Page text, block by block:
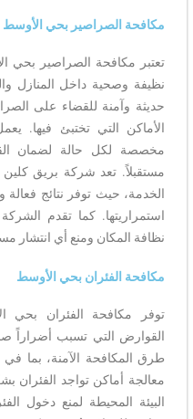
مكافحة الصراصير بحي الأوسط
تعتبر مكافحة الصراصير بحي
نظيفة وصحية داخل المنازل
حديثة وآمنة للقضاء على
الأماكن التي تختبئ فيها.
مخصصة لكل حالة لضمان
مستقبلاً. تعد شركة بريق كلين
الخدمة، حيث توفر نتائج فعالة
استمراريتها. كما تقدم
نظافة المكان ومنع أي انتشار
مكافحة الفئران بحي الأوسط
توفر مكافحة الفئران بحي
القوارض التي تسبب أضراراً
طرق المكافحة الآمنة، بما في
معالجة أماكن تواجد
البيئة المحيطة لمنع دخول